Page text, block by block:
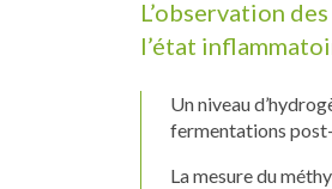
L’observation
l’état
Un niveau
fermentations
La mesure du